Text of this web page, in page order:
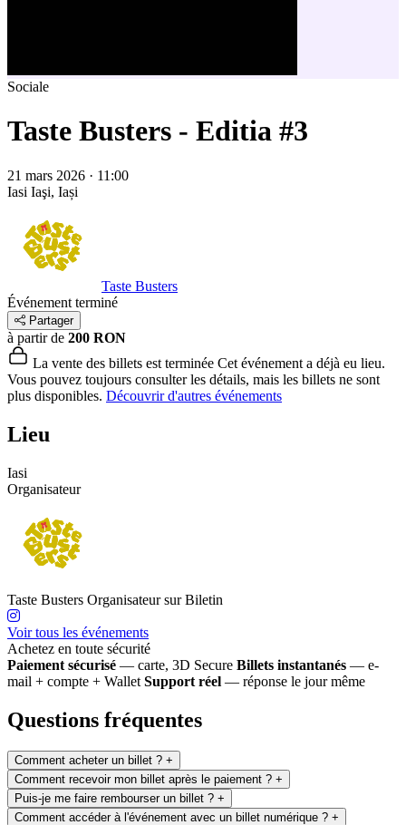
Sociale
Taste Busters - Editia #3
21 mars 2026 · 11:00
Iasi Iaşi, Iași
Taste Busters
Événement terminé
Partager
à partir de 200 RON
La vente des billets est terminée Cet événement a déjà eu lieu.
Vous pouvez toujours consulter les détails, mais les billets ne sont
plus disponibles. Découvrir d'autres événements
Lieu
Iasi
Organisateur
Taste Busters Organisateur sur Biletin
Voir tous les événements
Achetez en toute sécurité
Paiement sécurisé — carte, 3D Secure Billets instantanés — e-
mail + compte + Wallet Support réel — réponse le jour même
Questions fréquentes
Comment acheter un billet ? +
Comment recevoir mon billet après le paiement ? +
Puis-je me faire rembourser un billet ? +
Comment accéder à l'événement avec un billet numérique ? +